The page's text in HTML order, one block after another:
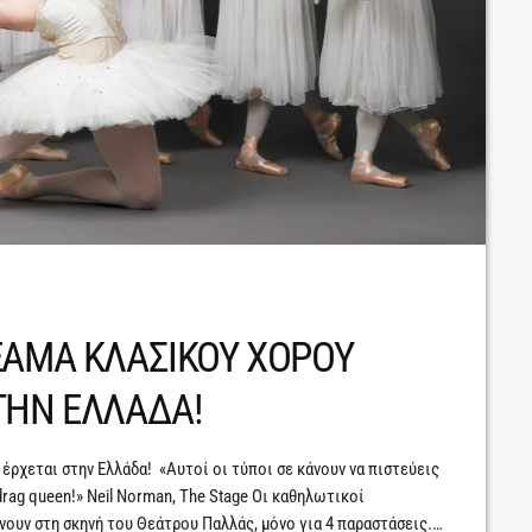
ΚΛΑΣΙΚΟΥ ΧΟΡΟΥ
ΕΛΛΑΔΑ!
στην Ελλάδα! «Αυτοί οι τύποι σε κάνουν να πιστεύεις
queen!» Neil Norman, The Stage Οι καθηλωτικοί
στη σκηνή του Θεάτρου Παλλάς, μόνο για 4 παραστάσεις.